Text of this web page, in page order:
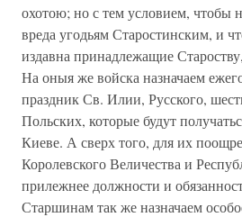
охотою; но с тем условием, чтобы
вреда угодьям Старостинским, и
издавна принадлежащие
На оныя же войска назначаем
праздник Св. Илии, Русского,
Польских, которые будут
Киеве. А сверх того, для их
Королевского Величества и
прилежнее должности и
Старшинам так же назначаем